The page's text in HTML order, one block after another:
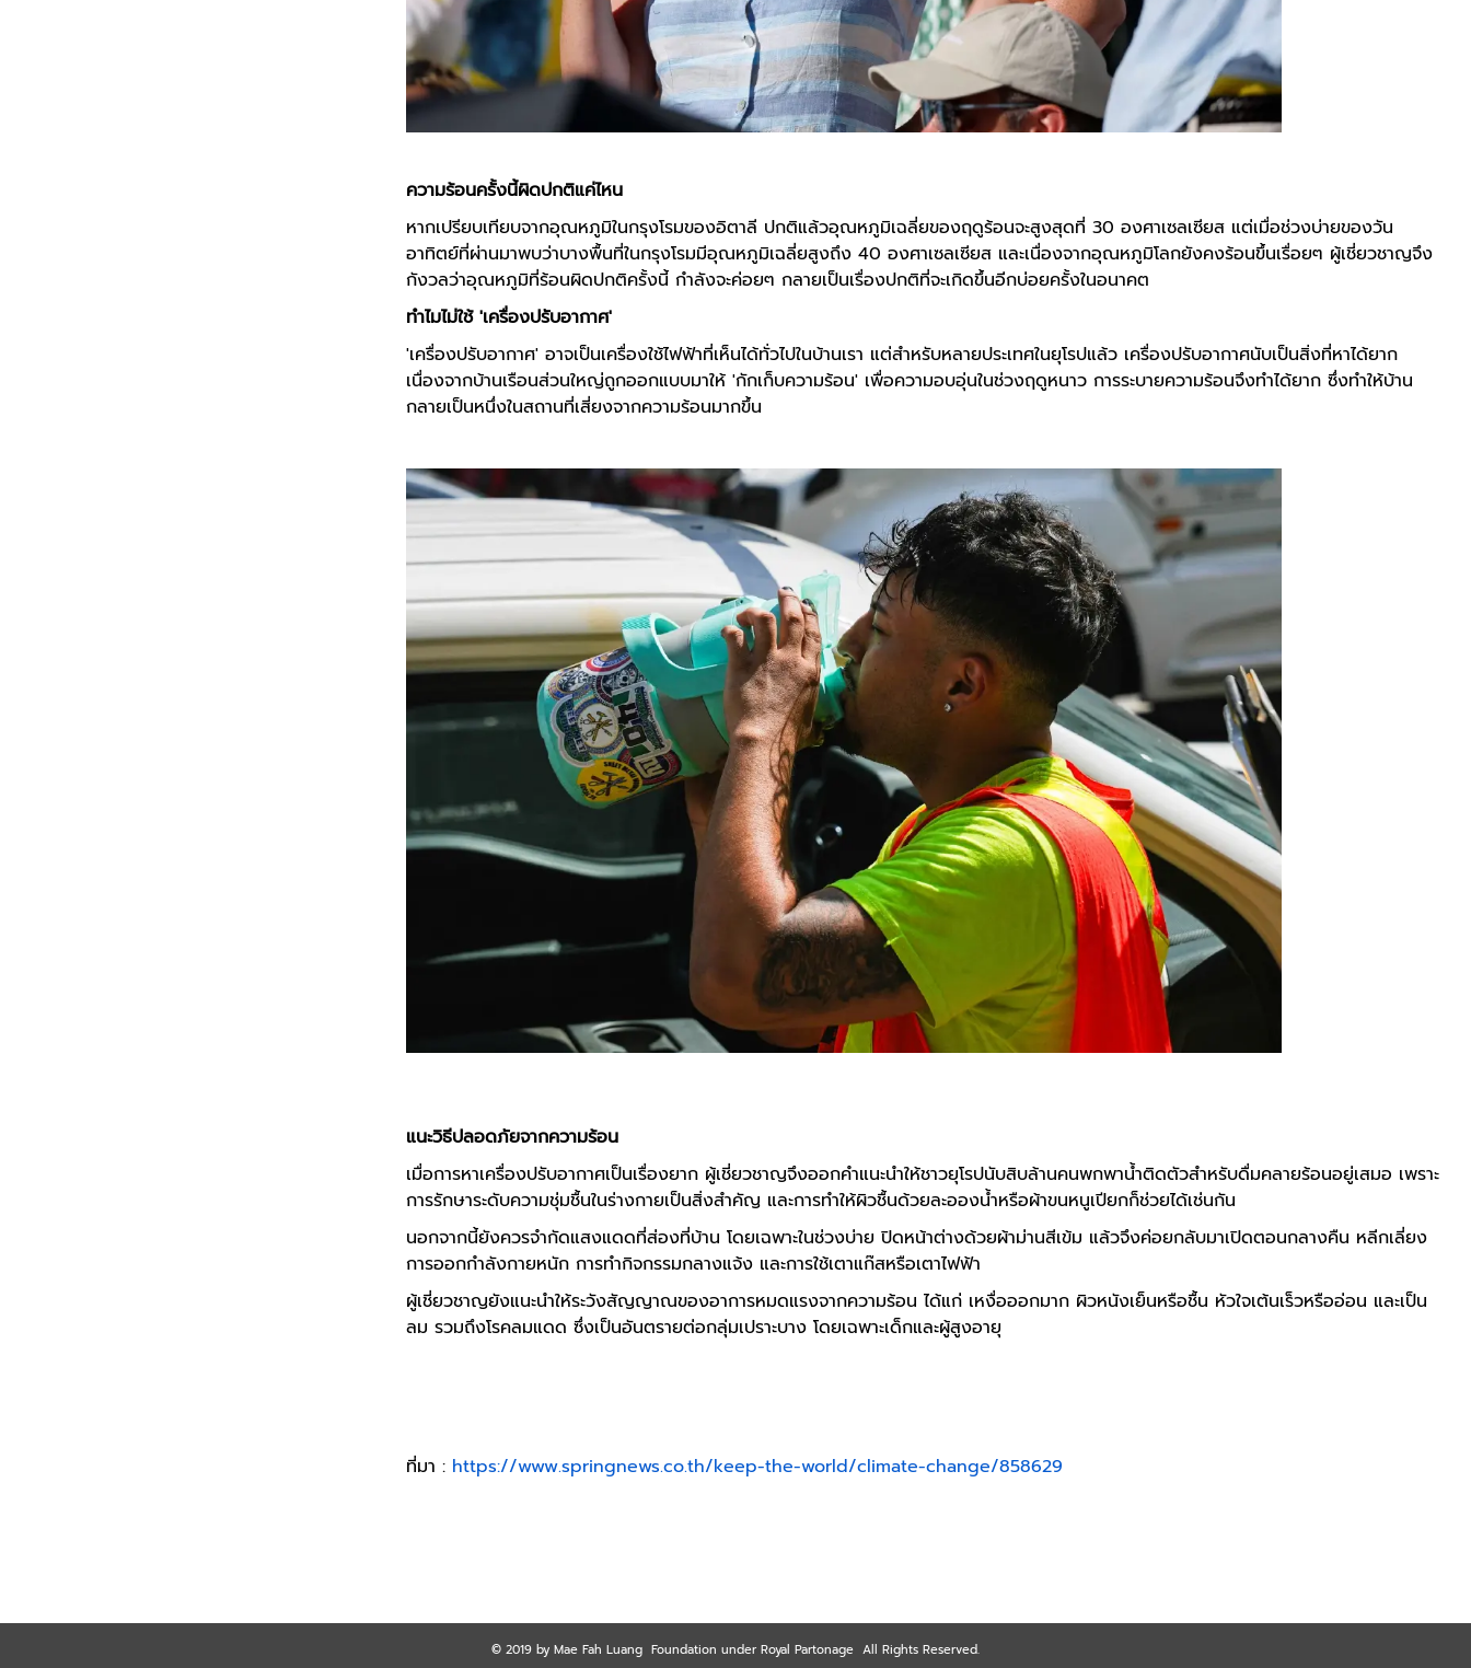
ความร้อนครั้งนี้ผิดปกติแค่ไหน
หากเปรียบเทียบจากอุณหภูมิในกรุงโรมของอิตาลี ปกติแล้วอุณหภูมิเฉลี่ยของฤดูร้อนจะสูงสุดที่ 30 องศาเซลเซียส แต่เมื่อช่วงบ่ายของวัน
อาทิตย์ที่ผ่านมาพบว่าบางพื้นที่ในกรุงโรมมีอุณหภูมิเฉลี่ยสูงถึง 40 องศาเซลเซียส และเนื่องจากอุณหภูมิโลกยังคงร้อนขึ้นเรื่อยๆ ผู้เชี่ยวชาญจึง
กังวลว่าอุณหภูมิที่ร้อนผิดปกติครั้งนี้ กำลังจะค่อยๆ กลายเป็นเรื่องปกติที่จะเกิดขึ้นอีกบ่อยครั้งในอนาคต
ทำไมไม่ใช้ 'เครื่องปรับอากาศ'
'เครื่องปรับอากาศ' อาจเป็นเครื่องใช้ไฟฟ้าที่เห็นได้ทั่วไปในบ้านเรา แต่สำหรับหลายประเทศในยุโรปแล้ว เครื่องปรับอากาศนับเป็นสิ่งที่หาได้ยาก
เนื่องจากบ้านเรือนส่วนใหญ่ถูกออกแบบมาให้ 'กักเก็บความร้อน' เพื่อความอบอุ่นในช่วงฤดูหนาว การระบายความร้อนจึงทำได้ยาก ซึ่งทำให้บ้าน
กลายเป็นหนึ่งในสถานที่เสี่ยงจากความร้อนมากขึ้น
แนะวิธีปลอดภัยจากความร้อน
เมื่อการหาเครื่องปรับอากาศเป็นเรื่องยาก ผู้เชี่ยวชาญจึงออกคำแนะนำให้ชาวยุโรปนับสิบล้านคนพกพาน้ำติดตัวสำหรับดื่มคลายร้อนอยู่เสมอ เพราะ
การรักษาระดับความชุ่มชื้นในร่างกายเป็นสิ่งสำคัญ และการทำให้ผิวชื้นด้วยละอองน้ำหรือผ้าขนหนูเปียกก็ช่วยได้เช่นกัน
นอกจากนี้ยังควรจำกัดแสงแดดที่ส่องที่บ้าน โดยเฉพาะในช่วงบ่าย ปิดหน้าต่างด้วยผ้าม่านสีเข้ม แล้วจึงค่อยกลับมาเปิดตอนกลางคืน หลีกเลี่ยง
การออกกำลังกายหนัก การทำกิจกรรมกลางแจ้ง และการใช้เตาแก๊สหรือเตาไฟฟ้า
ผู้เชี่ยวชาญยังแนะนำให้ระวังสัญญาณของอาการหมดแรงจากความร้อน ได้แก่ เหงื่อออกมาก ผิวหนังเย็นหรือชื้น หัวใจเต้นเร็วหรืออ่อน และเป็น
ลม รวมถึงโรคลมแดด ซึ่งเป็นอันตรายต่อกลุ่มเปราะบาง โดยเฉพาะเด็กและผู้สูงอายุ
ที่มา : https://www.springnews.co.th/keep-the-world/climate-change/858629
© 2019 by Mae Fah Luang Foundation under Royal Partonage All Rights Reserved.